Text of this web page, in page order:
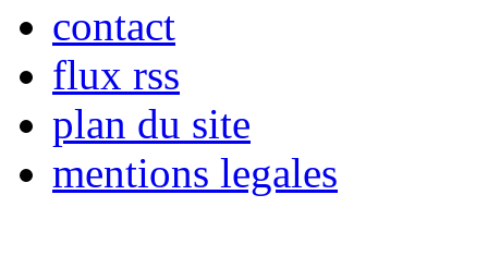
contact
flux rss
plan du site
mentions legales